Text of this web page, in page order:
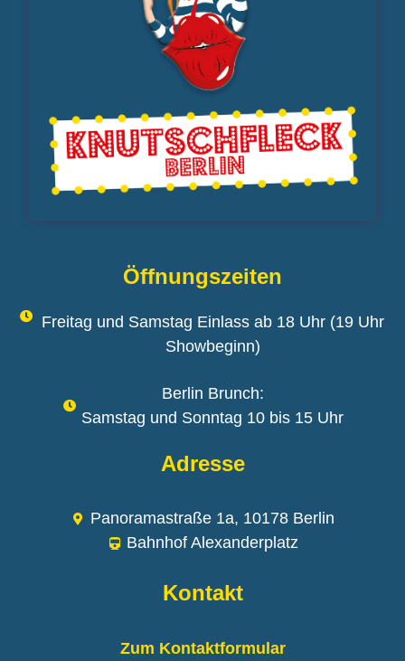
Öffnungszeiten
Freitag und Samstag Einlass ab 18 Uhr (19 Uhr
Showbeginn)
Berlin Brunch:
Samstag und Sonntag 10 bis 15 Uhr
Adresse
Panoramastraße 1a, 10178 Berlin
Bahnhof Alexanderplatz
Kontakt
Zum Kontaktformular